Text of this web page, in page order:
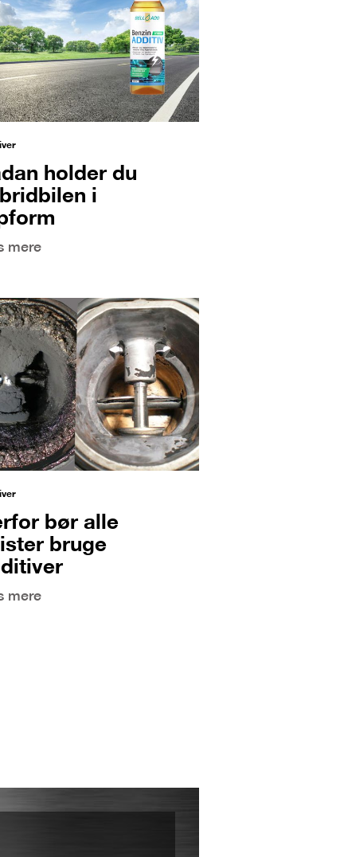
holder du
i
mere
bør alle
bruge
mere